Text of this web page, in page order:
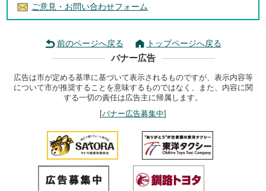
ご意見・お問い合わせフォーム
前のページへ戻る トップページへ戻る
バナー広告
広告は市が定める基準に基づいて表示されるものですが、表示内容等
について市が推奨することを意味するものではなく、また、内容に関
する一切の責任は広告主に帰属します。
[バナー広告募集中]